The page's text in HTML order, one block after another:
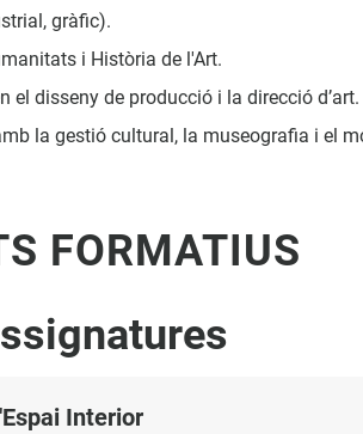
gràfic).
i Història de l'Art.
el disseny de producció i la direcció d’art.
la gestió cultural, la museografia i el
FORMATIUS
Interior